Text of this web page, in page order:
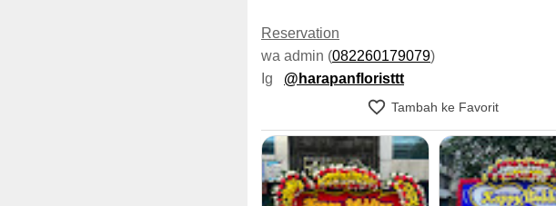
Reservation
wa admin (082260179079)
Ig @harapanfloristtt
Tambah ke Favorit